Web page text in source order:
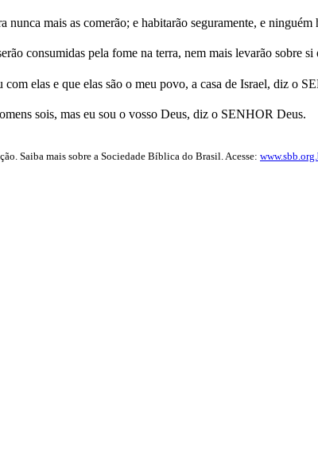
nunca mais as comerão; e habitarão seguramente, e ninguém
consumidas pela fome na terra, nem mais levarão sobre
elas e que elas são o meu povo, a casa de Israel, diz o
sois, mas eu sou o vosso Deus, diz o SENHOR Deus.
Saiba mais sobre a Sociedade Bíblica do Brasil. Acesse: